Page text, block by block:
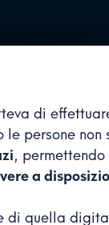
di
persone non
,
a
di quella